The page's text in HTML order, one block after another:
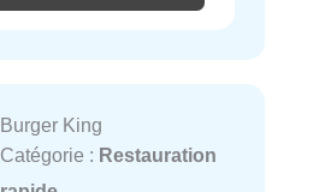
Burger King
Catégorie : Restauration